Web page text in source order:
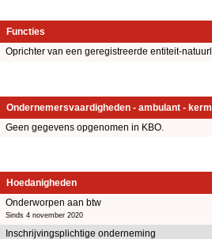
Functies
Oprichter van een geregistreerde entiteit-
Ondernemersvaardigheden - ambulant -
Geen gegevens opgenomen in KBO.
Hoedanigheden
Onderworpen aan btw
Sinds 4 november 2020
Inschrijvingsplichtige onderneming